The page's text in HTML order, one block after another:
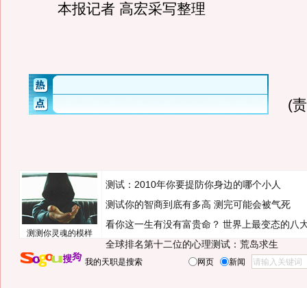
本报记者 高宏采写整理
(
测测你灵魂的模样
测试：2010年你要提防你身边的哪个小人
测试你的智商到底有多高 测完可能会被气死
看你这一生有没有富贵命？ 世界上最变态的八
全球排名第十二位的心理测试：荒岛求生
我的天职是搜索 网页 新闻